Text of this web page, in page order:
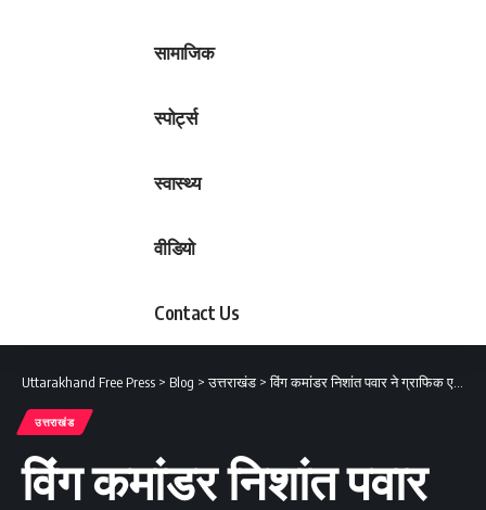
सामाजिक
स्पोर्ट्स
स्वास्थ्य
वीडियो
Contact Us
Uttarakhand Free Press > Blog >उत्तराखंड >विंग कमांडर निशांत पवार ने ग्राफिक एरा हिल यूनिवर्सिटी हल्द्वानी के विद्यार्थियों को किया संबोधित
उत्तराखंड
विंग कमांडर निशांत पवार